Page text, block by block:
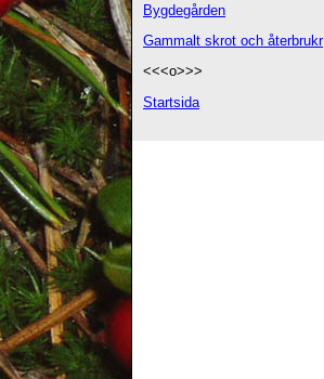
Bygdegården
Gammalt skrot och återbrukr
<<<o>>>
Startsida